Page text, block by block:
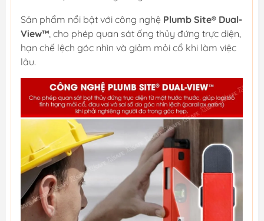
Sản phẩm nổi bật với công nghệ Plumb Site® Dual-
View™, cho phép quan sát ống thủy đứng trực diện,
hạn chế lệch góc nhìn và giảm mỏi cổ khi làm việc
lâu.